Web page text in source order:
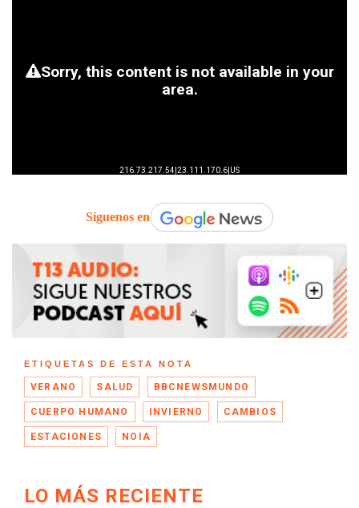
Síguenos en
ETIQUETAS DE ESTA NOTA
VERANO SALUD BBCNEWSMUNDO
CUERPO HUMANO INVIERNO CAMBIOS
ESTACIONES NOIA
LO MÁS RECIENTE